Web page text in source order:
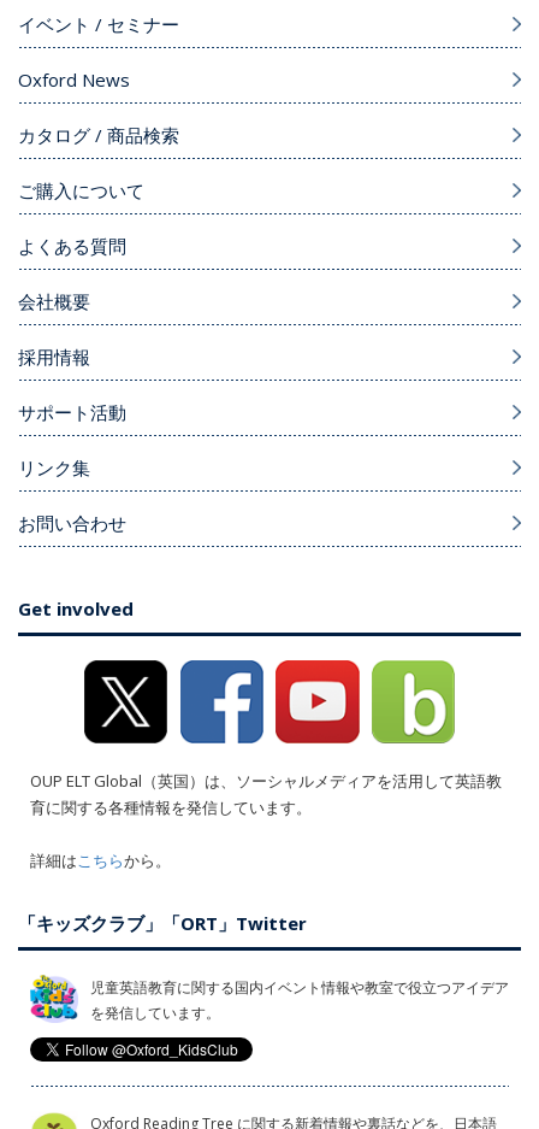
イベント / セミナー
Oxford News
カタログ / 商品検索
ご購入について
よくある質問
会社概要
採用情報
サポート活動
リンク集
お問い合わせ
Get involved
OUP ELT Global（英国）は、ソーシャルメディアを活用して英語教
育に関する各種情報を発信しています。
詳細はこちらから。
「キッズクラブ」「ORT」Twitter
児童英語教育に関する国内イベント情報や教室で役立つアイデア
を発信しています。
Oxford Reading Tree に関する新着情報や裏話などを、日本語